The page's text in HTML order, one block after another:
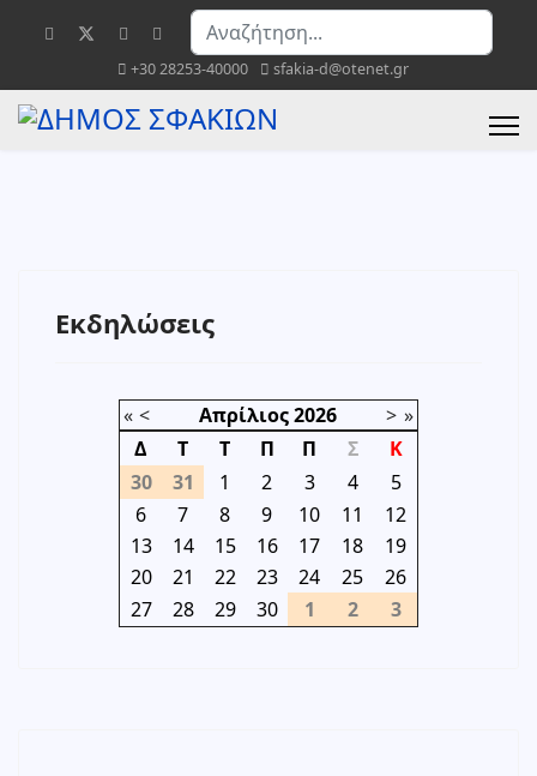
+30 28253-40000 sfakia-d@otenet.gr
Εκδηλώσεις
« < Απρίλιος2026 > »
Δ
Τ Τ Π Π Σ
Κ
30
31 1 2 3 4
5
6
7 8 9 10 11
12
13
14 15 16 17 18
19
20
21 22 23 24 25
26
27
28 29 30 1 2 3